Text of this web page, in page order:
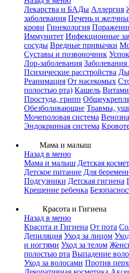
Лекарства и БАДы Аллергия
заболевания Печень и
крови Гинекология
Иммунитет Инфекционные
сосуды Вредные привычки
Суставы и позвоночник
Лор-заболевания Заболевания
Психические расстройства
Реанимация От насекомых
полостью рта) Кашель
Простуда, грипп
Обезболивающие Травмы,
Мочеполовая система
Эндокринная система
Мама и малыш
Назад в меню
Мама и малыш Детская
Детское питание Для
Подгузники Детская гигиена
Крещение ребенка
Красота и Гигиена
Назад в меню
Красота и Гигиена От пота
Депиляция Уход за лицом
и ногтями Уход за телом
полостью рта Выпадение
Уход за волосами Против